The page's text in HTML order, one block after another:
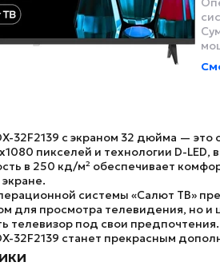
32F2139 с экраном 32 дюйма — это
пикселей и технологии D-
в 250 кд/м² обеспечивает
системы «Салют ТВ»
для просмотра телевидения, но
телевизор под свои предпочтения.
32F2139 станет прекрасным